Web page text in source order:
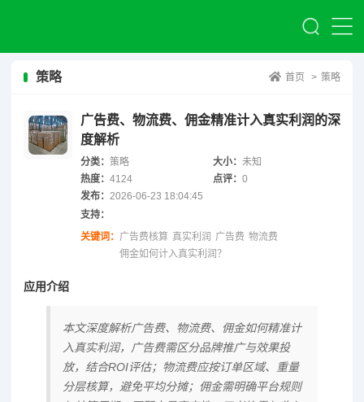
策略 首页 > 策略
广告费、物流费、佣金精准计入真实利润的深
度解析
分类： 策略 大小：未知
热度： 4124 点评：0
发布： 2026-06-23 18:04:45
支持：
关键词： 广告费核算 真实利润 广告费 物流费
佣金如何计入真实利润？
应用介绍
本文深度解析广告费、物流费、佣金如何精准计
入真实利润，广告费需区分品牌推广与效果投
放，结合ROI评估；物流费应按订单区域、重量
分层核算，避免平均分摊；佣金需明确平台规则